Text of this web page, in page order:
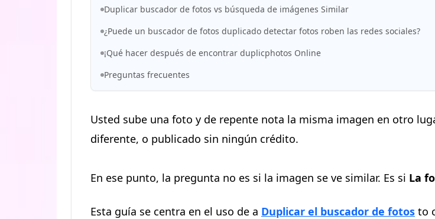
Duplicar buscador de fotos vs búsqueda de imágenes Similar
¿Puede un buscador de fotos duplicado detectar fotos roben las redes sociales?
¡Qué hacer después de encontrar duplicphotos Online
Preguntas frecuentes
Usted sube una foto y de repente nota la misma imagen en otro
diferente, o publicado sin ningún crédito.
En ese punto, la pregunta no es si la imagen se ve similar. Es si La
Esta guía se centra en el uso de a Duplicar el buscador de fotos to